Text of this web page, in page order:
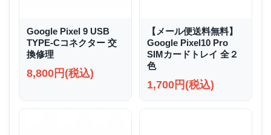
Google Pixel 9 USB
TYPE-Cコネクター 交
換修理
8,800円(税込)
【メール便送料無料】
Google Pixel10 Pro
SIMカードトレイ 全２
色
1,700円(税込)